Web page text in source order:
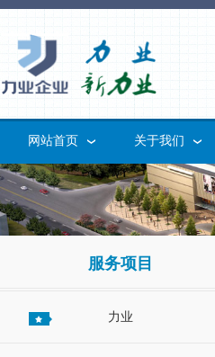
网站首页 关于我们
服务项目
力业